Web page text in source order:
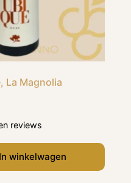
La Magnolia
reviews
In winkelwagen